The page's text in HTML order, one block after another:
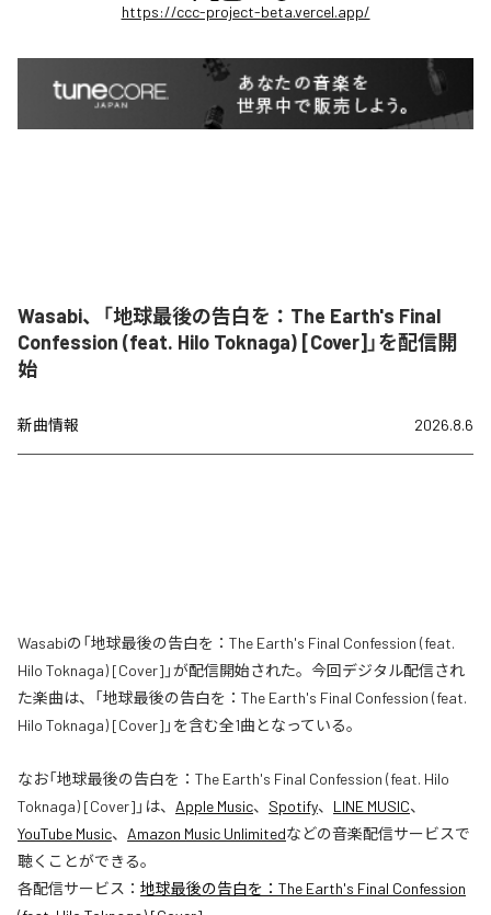
https://ccc-project-beta.vercel.app/
Wasabi、「地球最後の告白を：The Earth's Final
Confession (feat. Hilo Toknaga) [Cover]」を配信開
始
新曲情報 2026.8.6
Wasabiの「地球最後の告白を：The Earth's Final Confession (feat.
Hilo Toknaga) [Cover]」が配信開始された。今回デジタル配信され
た楽曲は、「地球最後の告白を：The Earth's Final Confession (feat.
Hilo Toknaga) [Cover]」を含む全1曲となっている。
なお「地球最後の告白を：The Earth's Final Confession (feat. Hilo
Toknaga) [Cover] 」は、 Apple Music、 Spotify、 LINE MUSIC、
YouTube Music、 Amazon Music Unlimitedなどの音楽配信サービスで
聴くことができる。
各配信サービス： 地球最後の告白を：The Earth's Final Confession